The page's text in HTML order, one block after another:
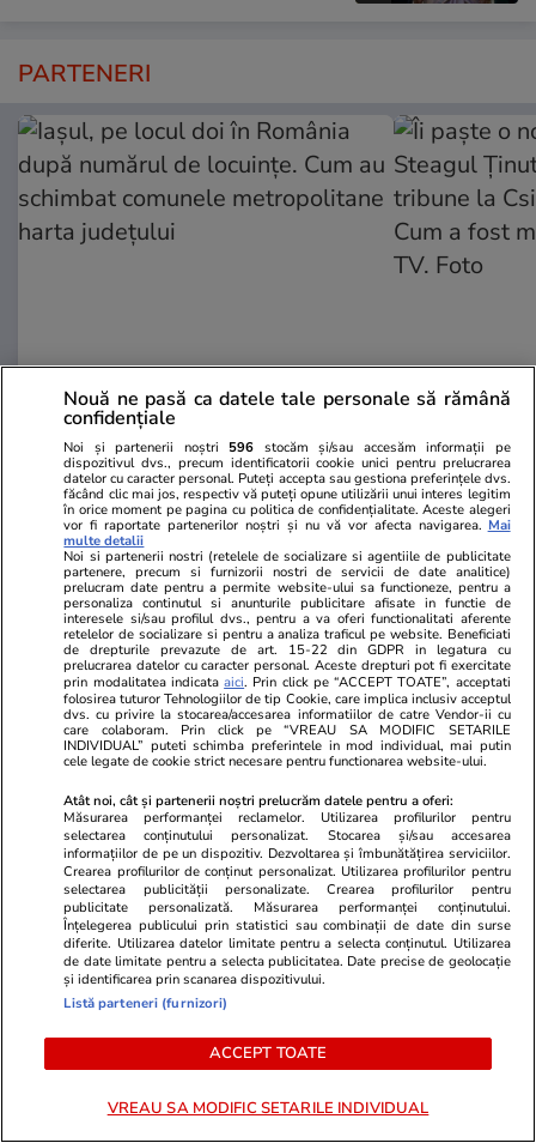
PARTENERI
ZiaruldeIasi.ro
Iașul, pe locul doi în România
după numărul de locuințe. Cum
au schimbat comunele
metropolitane harta județului
Fanatik.ro
Steagul
tribune la
Cum a fost
TV. Foto
ULTIMELE ȘTIRI
Știri România 26 iul.
Rusia „testează capacitatea de ripostă a
României, de asta au venit în trei zile
consecutive”, crede Traian Băsescu
Vacanțe și Cultură 26 iul.
Țara europeană cunoscută pentru legendele
despre vrăjitoare, vampiri extratereștri și
sirene: „Teoriile înfloresc”
Știri Externe 26 iul.
Sute de turiști au fost evacuați pe mare din
cauza unui incendiu izbucnit într-o stațiune din
Nouă ne pasă ca datele tale personale să rămână
confidențiale
Noi și partenerii noștri 596 stocăm și/sau accesăm informații pe
dispozitivul dvs., precum identificatorii cookie unici pentru prelucrarea
datelor cu caracter personal. Puteți accepta sau gestiona preferințele dvs.
făcând clic mai jos, respectiv vă puteți opune utilizării unui interes legitim
în orice moment pe pagina cu politica de confidențialitate. Aceste alegeri
vor fi raportate partenerilor noștri și nu vă vor afecta navigarea. Mai
multe detalii
Noi si partenerii nostri (retelele de socializare si agentiile de publicitate
partenere, precum si furnizorii nostri de servicii de date analitice)
prelucram date pentru a permite website-ului sa functioneze, pentru a
personaliza continutul si anunturile publicitare afisate in functie de
interesele si/sau profilul dvs., pentru a va oferi functionalitati aferente
retelelor de socializare si pentru a analiza traficul pe website. Beneficiati
de drepturile prevazute de art. 15-22 din GDPR in legatura cu
prelucrarea datelor cu caracter personal. Aceste drepturi pot fi exercitate
prin modalitatea indicataaici. Prin click pe “ACCEPT TOATE”, acceptati
folosirea tuturor Tehnologiilor de tip Cookie, care implica inclusiv acceptul
dvs. cu privire la stocarea/accesarea informatiilor de catre Vendor-ii cu
care colaboram. Prin click pe “VREAU SA MODIFIC SETARILE
INDIVIDUAL” puteti schimba preferintele in mod individual, mai putin
cele legate de cookie strict necesare pentru functionarea website-ului.
Atât noi, cât și partenerii noștri prelucrăm datele pentru a oferi:
Măsurarea performanței reclamelor. Utilizarea profilurilor pentru
selectarea conținutului personalizat. Stocarea și/sau accesarea
informațiilor de pe un dispozitiv. Dezvoltarea și îmbunătățirea serviciilor.
Crearea profilurilor de conținut personalizat. Utilizarea profilurilor pentru
selectarea publicității personalizate. Crearea profilurilor pentru
publicitate personalizată. Măsurarea performanței conținutului.
Înțelegerea publicului prin statistici sau combinații de date din surse
diferite. Utilizarea datelor limitate pentru a selecta conținutul. Utilizarea
de date limitate pentru a selecta publicitatea. Date precise de geolocație
și identificarea prin scanarea dispozitivului.
Listă parteneri (furnizori)
ACCEPT TOATE
VREAU SA MODIFIC SETARILE INDIVIDUAL